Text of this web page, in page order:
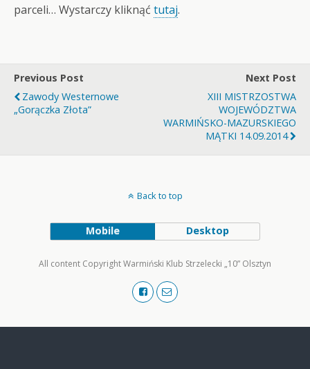
parceli… Wystarczy kliknąć tutaj.
Previous Post
Zawody Westernowe
„Gorączka Złota”
Next Post
XIII MISTRZOSTWA
WOJEWÓDZTWA
WARMIŃSKO-MAZURSKIEGO
MĄTKI 14.09.2014
Back to top
Mobile Desktop
All content Copyright Warmiński Klub Strzelecki „10” Olsztyn